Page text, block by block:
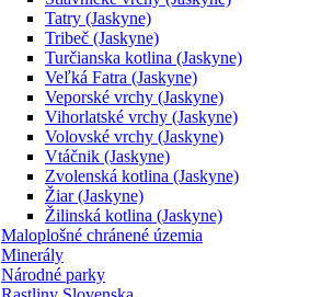
Tatry (Jaskyne)
Tribeč (Jaskyne)
Turčianska kotlina (Jaskyne)
Veľká Fatra (Jaskyne)
Veporské vrchy (Jaskyne)
Vihorlatské vrchy (Jaskyne)
Volovské vrchy (Jaskyne)
Vtáčnik (Jaskyne)
Zvolenská kotlina (Jaskyne)
Žiar (Jaskyne)
Žilinská kotlina (Jaskyne)
Maloplošné chránené územia
Minerály
Národné parky